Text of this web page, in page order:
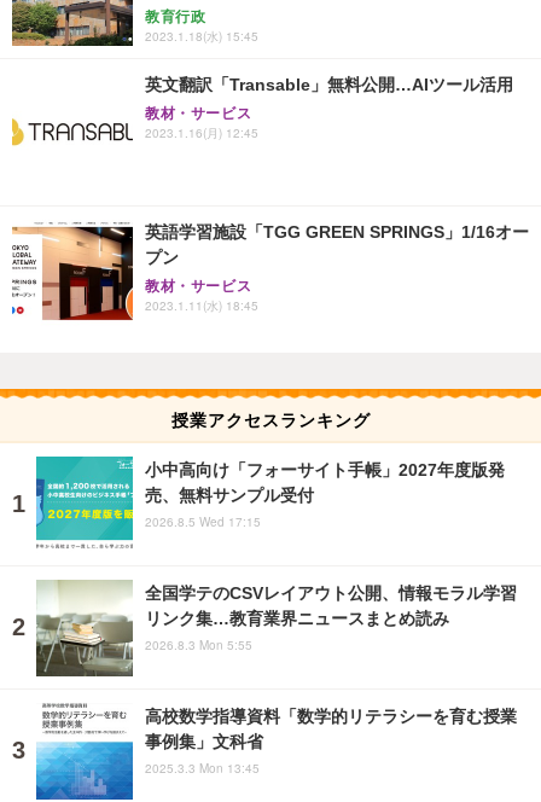
教育行政
2023.1.18(水) 15:45
英文翻訳「Transable」無料公開…AIツール活用
教材・サービス
2023.1.16(月) 12:45
英語学習施設「TGG GREEN SPRINGS」1/16オー
プン
教材・サービス
2023.1.11(水) 18:45
授業アクセスランキング
小中高向け「フォーサイト手帳」2027年度版発
売、無料サンプル受付
2026.8.5 Wed 17:15
全国学テのCSVレイアウト公開、情報モラル学習
リンク集…教育業界ニュースまとめ読み
2026.8.3 Mon 5:55
高校数学指導資料「数学的リテラシーを育む授業
事例集」文科省
2025.3.3 Mon 13:45